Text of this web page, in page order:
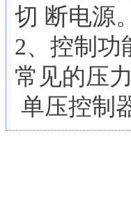
切 断电源。
2、控制功
常见的压
单压控制